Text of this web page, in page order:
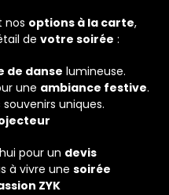
nos options à la carte,
de votre soirée :
de danse lumineuse.
une ambiance festive.
uniques.
pour un devis
à vivre une soirée
ZYK